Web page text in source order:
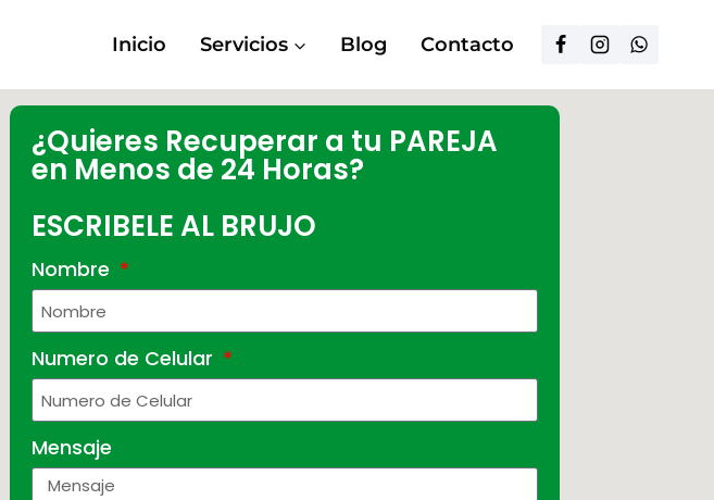
Inicio Servicios Blog Contacto
¿Quieres Recuperar a tu PAREJA
en Menos de 24 Horas?
ESCRIBELE AL BRUJO
Nombre
Numero de Celular
Mensaje